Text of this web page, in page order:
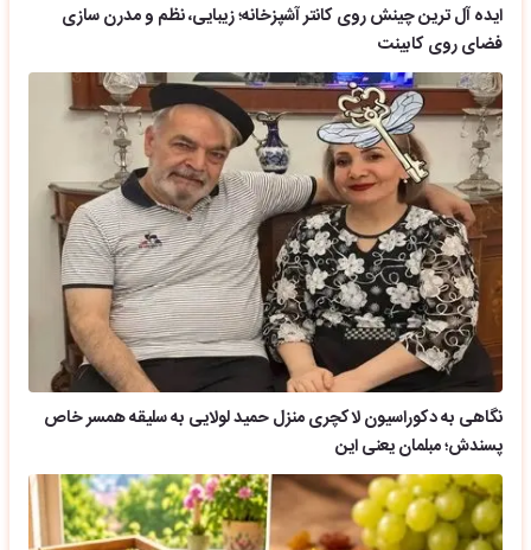
ایده آل ترین چینش روی کانتر آشپزخانه؛ زیبایی، نظم و مدرن سازی
فضای روی کابینت
نگاهی به دکوراسیون لاکچری منزل حمید لولایی به سلیقه همسر خاص
پسندش؛ مبلمان یعنی این